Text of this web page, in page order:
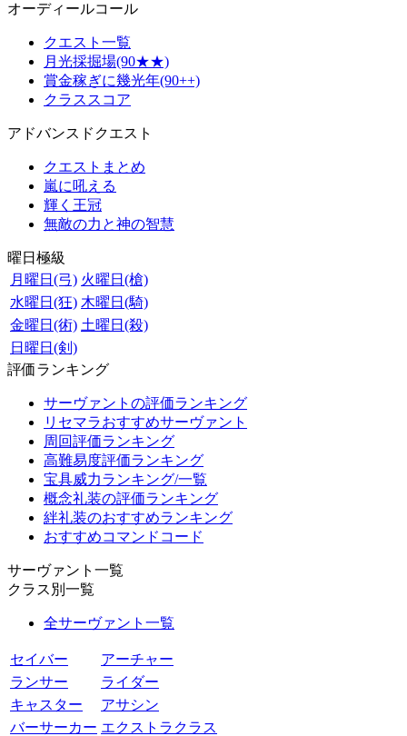
オーディールコール
クエスト一覧
月光採掘場(90★★)
賞金稼ぎに幾光年(90++)
クラススコア
アドバンスドクエスト
クエストまとめ
嵐に吼える
輝く王冠
無敵の力と神の智慧
曜日極級
月曜日(弓) 火曜日(槍)
水曜日(狂) 木曜日(騎)
金曜日(術) 土曜日(殺)
日曜日(剣)
評価ランキング
サーヴァントの評価ランキング
リセマラおすすめサーヴァント
周回評価ランキング
高難易度評価ランキング
宝具威力ランキング/一覧
概念礼装の評価ランキング
絆礼装のおすすめランキング
おすすめコマンドコード
サーヴァント一覧
クラス別一覧
全サーヴァント一覧
セイバー
アーチャー
ランサー
ライダー
キャスター
アサシン
バーサーカー エクストラクラス